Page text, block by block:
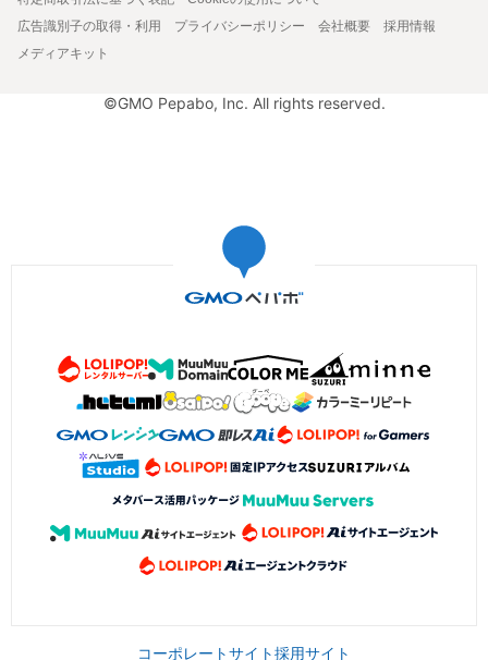
広告識別子の取得・利用
プライバシーポリシー 会社概要
採用情報
メディアキット
©GMO Pepabo, Inc. All rights reserved.
コーポレートサイト採用サイト